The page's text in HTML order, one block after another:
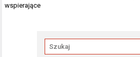
wspierające